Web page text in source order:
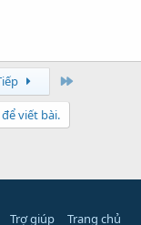
viết bài.
Trợ giúp Trang chủ